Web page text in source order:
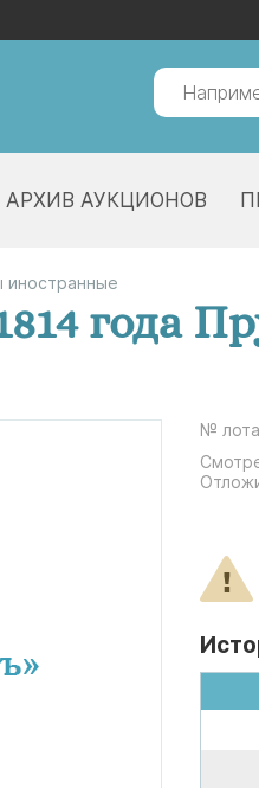
АРХИВ АУКЦИОНОВ
иностранные
года
№